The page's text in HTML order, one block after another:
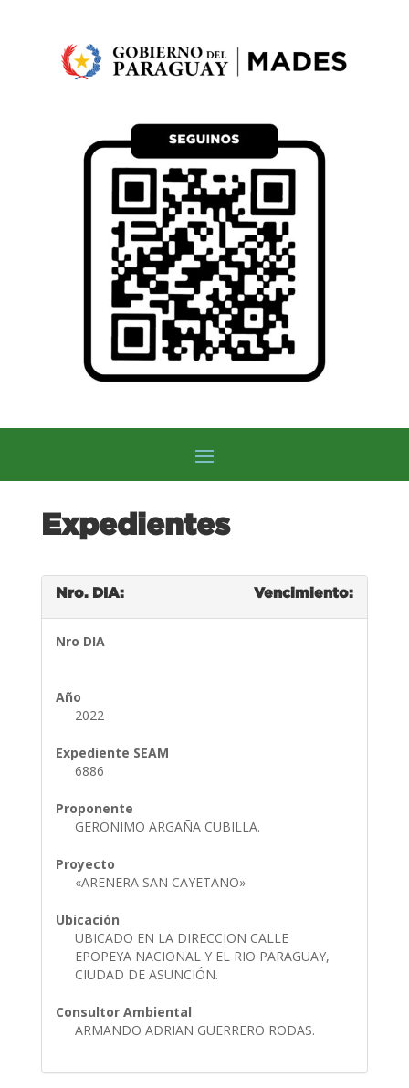
Expedientes
Nro. DIA: Vencimiento:
Nro DIA
Año
2022
Expediente SEAM
6886
Proponente
GERONIMO ARGAÑA CUBILLA.
Proyecto
«ARENERA SAN CAYETANO»
Ubicación
UBICADO EN LA DIRECCION CALLE
EPOPEYA NACIONAL Y EL RIO PARAGUAY,
CIUDAD DE ASUNCIÓN.
Consultor Ambiental
ARMANDO ADRIAN GUERRERO RODAS.